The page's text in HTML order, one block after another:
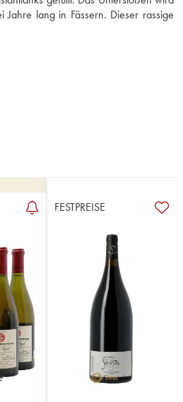
lang in Fässern. Dieser rassige
FESTPREISE